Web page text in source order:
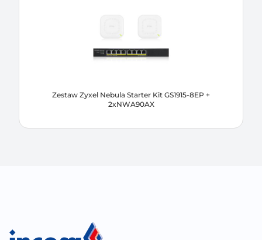
Zestaw Zyxel Nebula Starter Kit GS1915-8EP +
2xNWA90AX